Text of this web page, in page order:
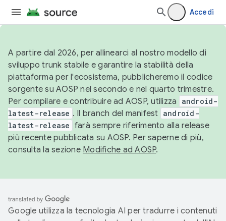
Accedi
A partire dal 2026, per allinearci al nostro modello di
sviluppo trunk stabile e garantire la stabilità della
piattaforma per l'ecosistema, pubblicheremo il codice
sorgente su AOSP nel secondo e nel quarto trimestre.
Per compilare e contribuire ad AOSP, utilizza
android-
latest-release . Il branch del manifest android-
latest-release farà sempre riferimento alla release
più recente pubblicata su AOSP. Per saperne di più,
consulta la sezione Modifiche ad AOSP.
Google utilizza la tecnologia AI per tradurre i contenuti